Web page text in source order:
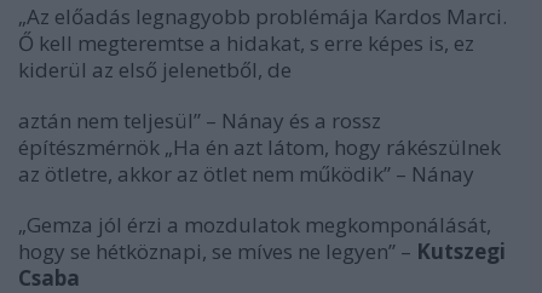
„Az előadás legnagyobb problémája Kardos Marci.
Ő kell megteremtse a hidakat, s erre képes is, ez
kiderül az első jelenetből, de
aztán nem teljesül” – Nánay és a rossz
építészmérnök „Ha én azt látom, hogy rákészülnek
az ötletre, akkor az ötlet nem működik” – Nánay
„Gemza jól érzi a mozdulatok megkomponálását,
hogy se hétköznapi, se míves ne legyen” – Kutszegi
Csaba